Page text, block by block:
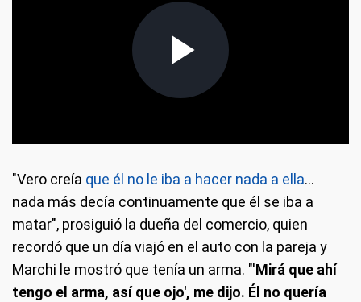
"Vero creía que él no le iba a hacer nada a ella...
nada más decía continuamente que él se iba a
matar", prosiguió la dueña del comercio, quien
recordó que un día viajó en el auto con la pareja y
Marchi le mostró que tenía un arma. "'Mirá que ahí
tengo el arma, así que ojo', me dijo. Él no quería